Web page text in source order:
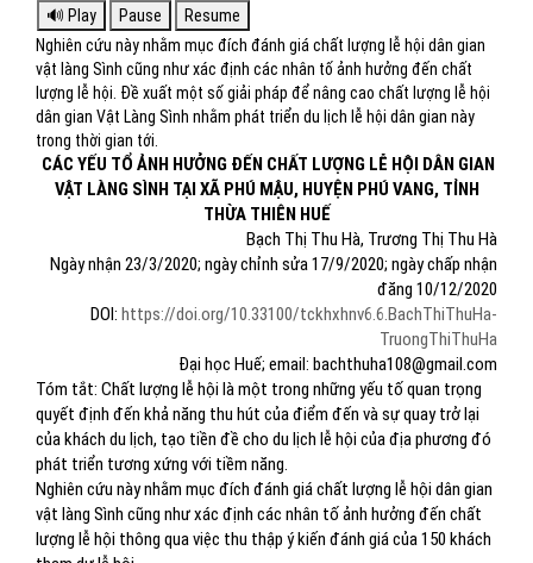
Nghiên cứu này nhằm mục đích đánh giá chất lượng lễ hội dân gian
vật làng Sình cũng như xác định các nhân tố ảnh hưởng đến chất
lượng lễ hội. Đề xuất một số giải pháp để nâng cao chất lượng lễ hội
dân gian Vật Làng Sình nhằm phát triển du lịch lễ hội dân gian này
trong thời gian tới.
CÁC YẾU TỔ ẢNH HƯỞNG ĐẾN CHẤT LƯỢNG LỄ HỘI DÂN GIAN
VẬT LÀNG SÌNH TẠI XÃ PHÚ MẬU, HUYỆN PHÚ VANG, TỈNH
THỪA THIÊN HUẾ
Bạch Thị Thu Hà, Trương Thị Thu Hà
Ngày nhận 23/3/2020; ngày chỉnh sửa 17/9/2020; ngày chấp nhận
đăng 10/12/2020
DOI: https://doi.org/10.33100/tckhxhnv6.6.BachThiThuHa-
TruongThiThuHa
Đại học Huế; email: bachthuha108@gmail.com
Tóm tắt: Chất lượng lễ hội là một trong những yếu tố quan trọng
quyết định đến khả năng thu hút của điểm đến và sự quay trở lại
của khách du lịch, tạo tiền đề cho du lịch lễ hội của địa phương đó
phát triển tương xứng với tiềm năng.
Nghiên cứu này nhằm mục đích đánh giá chất lượng lễ hội dân gian
vật làng Sình cũng như xác định các nhân tố ảnh hưởng đến chất
lượng lễ hội thông qua việc thu thập ý kiến đánh giá của 150 khách